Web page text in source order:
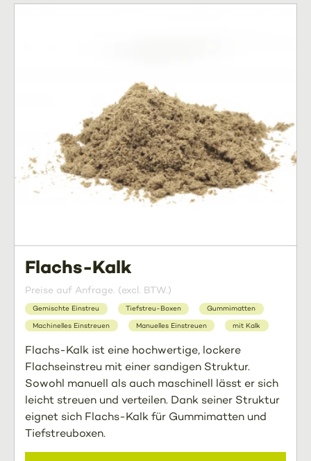
Flachs-Kalk
Preise auf Anfrage. (excl. BTW.)
Gemischte Einstreu Tiefstreu-Boxen Gummimatten
Machinelles Einstreuen Manuelles Einstreuen mit Kalk
Flachs-Kalk ist eine hochwertige, lockere
Flachseinstreu mit einer sandigen Struktur.
Sowohl manuell als auch maschinell lässt er sich
leicht streuen und verteilen. Dank seiner Struktur
eignet sich Flachs-Kalk für Gummimatten und
Tiefstreuboxen.